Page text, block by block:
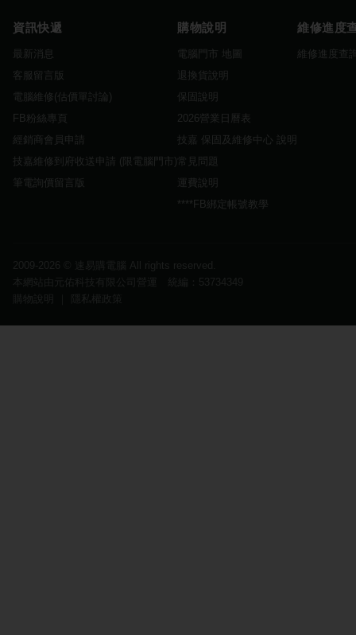
資訊快遞
最新消息
客服留言版
電腦維修(估價單討論)
FB粉絲專頁
經銷商會員申請
技嘉維修到府收送申請 (限電腦門市)
筆電詢價留言版
購物說明
電腦門市 地圖
退換貨說明
保固說明
2026營業日曆表
技嘉 保固及維修中心 說明
常見問題
運費說明
****FB綁定帳號教學
維修進度
維修進度查